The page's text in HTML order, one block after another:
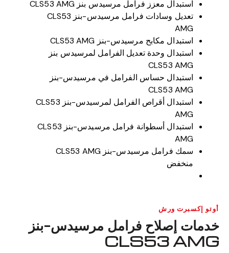
استبدال معزز فرامل مرسيدس بنز CLS53 AMG
تعديل وسادات فرامل مرسيدس-بنز CLS53
AMG
استبدال مكابح مرسيدس-بنز CLS53 AMG
استبدال وحدة تعديل الفرامل لمرسيدس بنز
CLS53 AMG
استبدال حساس الفرامل في مرسيدس-بنز
CLS53 AMG
استبدال أقراص الفرامل لمرسيدس-بنز CLS53
AMG
استبدال أسطوانة فرامل مرسيدس-بنز CLS53
AMG
سمك فرامل مرسيدس-بنز CLS53 AMG
منخفض
أوتو إكسبرت ورش
خدمات إصلاح فرامل مرسيدس-بنز
CLS53 AMG